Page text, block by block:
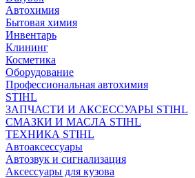
Автохимия
Бытовая химия
Инвентарь
Клининг
Косметика
Оборудование
Профессиональная автохимия
STIHL
ЗАПЧАСТИ И АКСЕССУАРЫ STIHL
СМАЗКИ И МАСЛА STIHL
ТЕХНИКА STIHL
Автоаксессуары
Автозвук и сигнализация
Аксессуары для кузова